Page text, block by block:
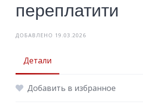
переплатити
ДОБАВЛЕНО 19.03.2026
Детали
Добавить в избранное